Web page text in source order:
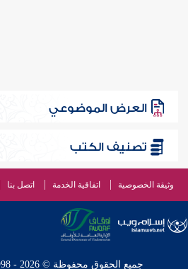
العرض الموضوعي
تصنيف الكتب
وثيقة الخصوصية اتفاقية الخدمة اتصل بنا
جميع الحقوق محفوظة © 2026 - 1998 لشبكة إسلام ويب